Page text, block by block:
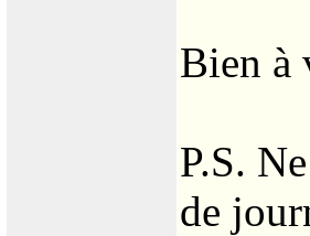
Bien à
P.S.
de